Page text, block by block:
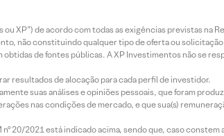
XP”) de acordo com todas as exigências previstas na
não constituindo qualquer tipo de oferta ou
de fontes públicas. A XP Investimentos não se
resultados de alocação para cada perfil de investidor.
suas análises e opiniões pessoais, que foram
nas condições de mercado, e que sua(s)
20/2021 está indicado acima, sendo que, caso constem